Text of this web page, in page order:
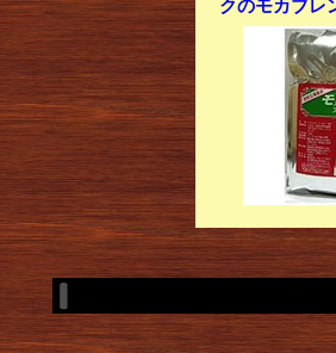
クのモカブレ